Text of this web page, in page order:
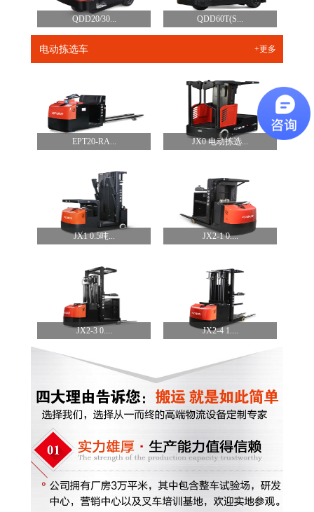
QDD20/30... QDD60T(S...
电动拣选车 +更多
EPT20-RA... JX0 电动拣选...
JX1 0.5吨... JX2-1 0....
JX2-3 0.... JX2-4 1....